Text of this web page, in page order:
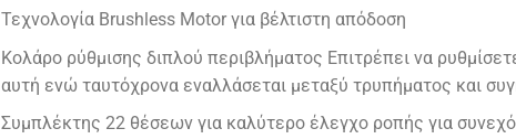
Τεχνολογία Brushless Motor για βέλτιστη απόδοση
Κολάρο ρύθμισης διπλού περιβλήματος Επιτρέπει να
αυτή ενώ ταυτόχρονα εναλλάσεται μεταξύ τρυπήματος και
Συμπλέκτης 22 θέσεων για καλύτερο έλεγχο ροπής για